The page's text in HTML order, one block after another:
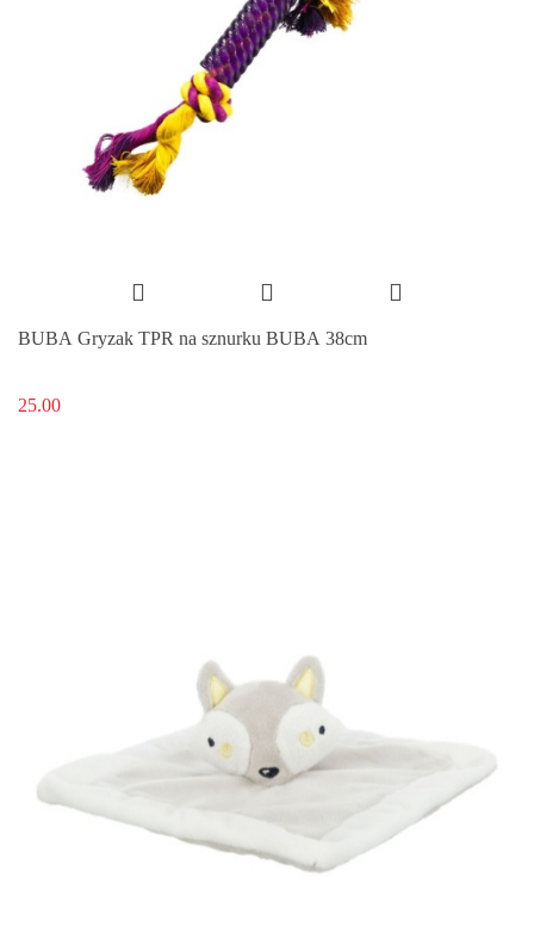
BUBA Gryzak TPR na sznurku BUBA 38cm
25.00